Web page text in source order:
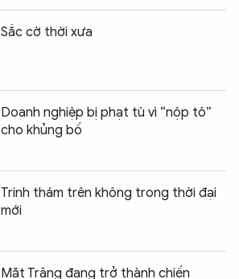
Sắc cờ thời xưa
Doanh nghiệp bị phạt tù vì “nộp tô”
cho khủng bố
Trinh thám trên không trong thời đại
mới
Mặt Trăng đang trở thành chiến